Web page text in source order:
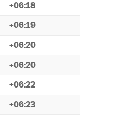
+06:18
+06:19
+06:20
+06:20
+06:22
+06:23